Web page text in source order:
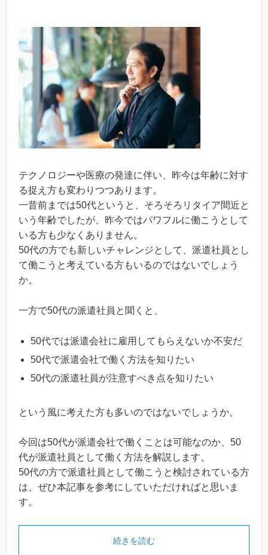
テクノロジーや医療の発達に伴い、昨今は年齢に対す
る捉え方も変わりつつあります。
一昔前までは50代というと、そろそろリタイア間近と
いう年齢でしたが、昨今ではパワフルに働こうとして
いる方も少なくありません。
50代の方でも新しいチャレンジとして、派遣社員とし
て働こうと考えている方もいるのではないでしょう
か。
一方で50代の派遣社員と聞くと、
50代では派遣会社に雇用してもらえないか不安だ
50代で派遣会社で働く方法を知りたい
50代の派遣社員が注意すべき点を知りたい
という風に考えた方も多いのではないでしょうか。
今回は50代が派遣会社で働くことは可能なのか、50
代が派遣社員として働く方法を解説します。
50代の方で派遣社員として働こうと検討されている方
は、ぜひ本記事を参考にしていただければと思いま
す。
続きを読む